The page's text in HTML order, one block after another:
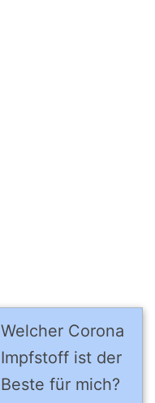
Welcher Corona
Impfstoff ist der
Beste für mich?